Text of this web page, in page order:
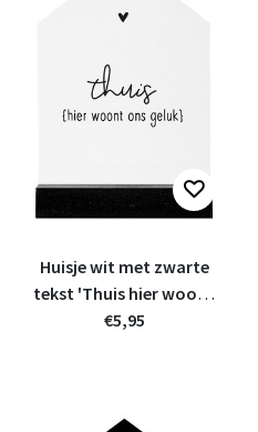
Huisje wit met zwarte
tekst 'Thuis hier woont
ons geluk' - 11cm
€5,95